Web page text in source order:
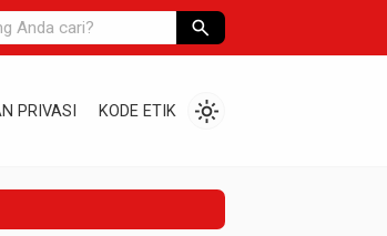
search
PRIVASI KODE ETIK light_mode